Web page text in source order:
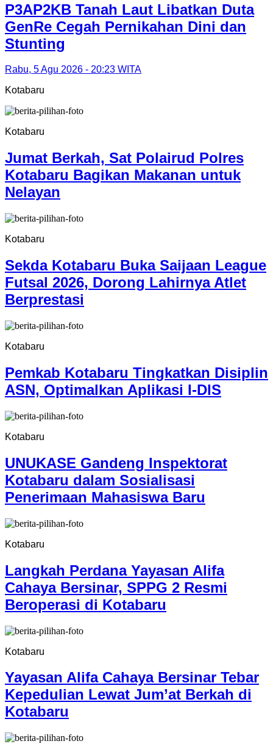
P3AP2KB Tanah Laut Libatkan Duta
GenRe Cegah Pernikahan Dini dan
Stunting
Rabu, 5 Agu 2026 - 20:23 WITA
Kotabaru
Kotabaru
Jumat Berkah, Sat Polairud Polres
Kotabaru Bagikan Makanan untuk
Nelayan
Kotabaru
Sekda Kotabaru Buka Saijaan League
Futsal 2026, Dorong Lahirnya Atlet
Berprestasi
Kotabaru
Pemkab Kotabaru Tingkatkan Disiplin
ASN, Optimalkan Aplikasi I-DIS
Kotabaru
UNUKASE Gandeng Inspektorat
Kotabaru dalam Sosialisasi
Penerimaan Mahasiswa Baru
Kotabaru
Langkah Perdana Yayasan Alifa
Cahaya Bersinar, SPPG 2 Resmi
Beroperasi di Kotabaru
Kotabaru
Yayasan Alifa Cahaya Bersinar Tebar
Kepedulian Lewat Jum’at Berkah di
Kotabaru